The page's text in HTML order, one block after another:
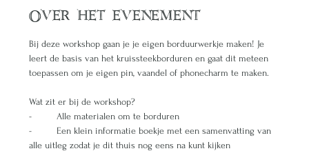
Over het evenement
Bij deze workshop gaan je je eigen borduurwerkje maken! Je
leert de basis van het kruissteekborduren en gaat dit meteen
toepassen om je eigen pin, vaandel of phonecharm te maken.
Wat zit er bij de workshop?
-	Alle materialen om te borduren
-	Een klein informatie boekje met een samenvatting van
alle uitleg zodat je dit thuis nog eens na kunt kijken